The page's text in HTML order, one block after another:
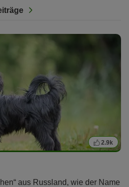
2.9k
aus Russland, wie der Name